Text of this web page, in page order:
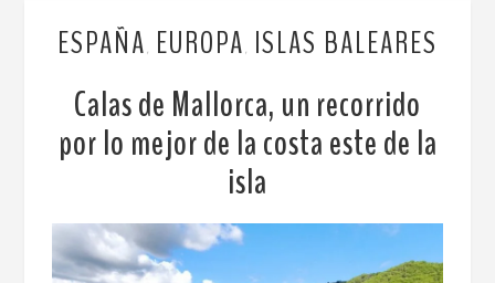
ESPAÑA EUROPA ISLAS BALEARES
Calas de Mallorca, un recorrido
por lo mejor de la costa este de la
isla